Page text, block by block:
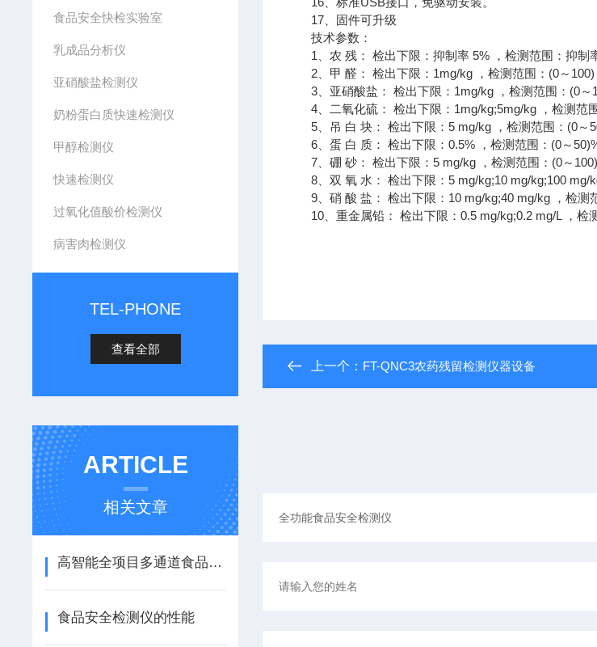
食品安全快检实验室
乳成品分析仪
亚硝酸盐检测仪
奶粉蛋白质快速检测仪
甲醇检测仪
快速检测仪
过氧化值酸价检测仪
病害肉检测仪
TEL-PHONE
查看全部
ARTICLE
相关文章
高智能全项目多通道食品安全综合检测仪器
食品安全检测仪的性能
17、固件可升级
技术参数：
1、农 残： 检出下限：抑制率 5% ，检测范围：抑制
2、甲 醛： 检出下限：1mg/kg ，检测范围：(0～100)
3、亚硝酸盐： 检出下限：1mg/kg ，检测范围：(0～
4、二氧化硫： 检出下限：1mg/kg;5mg/kg ，检测范
5、吊 白 块： 检出下限：5 mg/kg ，检测范围：(0～
6、蛋 白 质： 检出下限：0.5% ，检测范围：(0～
7、硼 砂： 检出下限：5 mg/kg ，检测范围：(0～
8、双 氧 水： 检出下限：5 mg/kg;10 mg/kg;100 mg/
9、硝 酸 盐： 检出下限：10 mg/kg;40 mg/kg ，检测
10、重金属铅： 检出下限：0.5 mg/kg;0.2 mg/L ，检
上一个： FT-QNC3农药残留检测仪器设备